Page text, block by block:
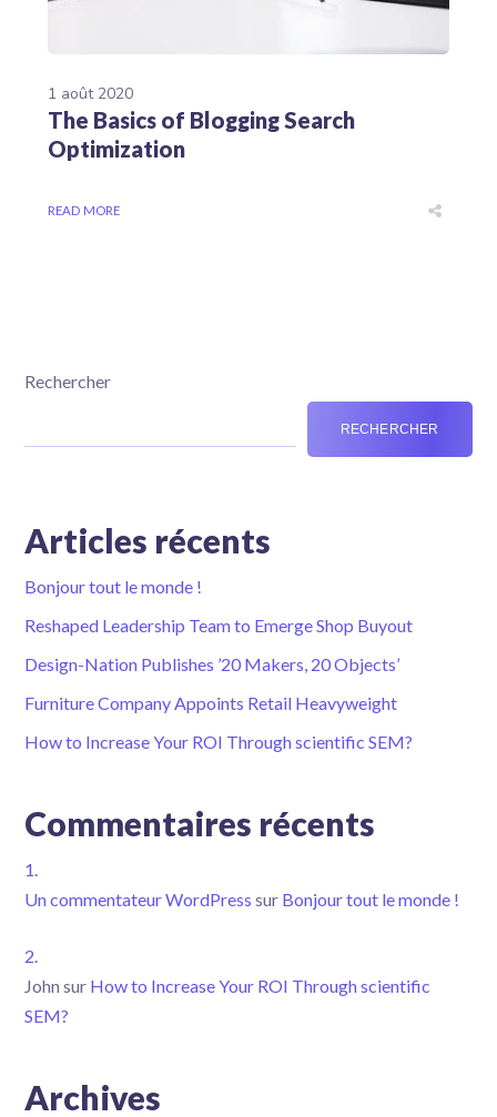
1 août 2020
The Basics of Blogging Search
Optimization
READ MORE
Rechercher
RECHERCHER
Articles récents
Bonjour tout le monde !
Reshaped Leadership Team to Emerge Shop Buyout
Design-Nation Publishes ’20 Makers, 20 Objects’
Furniture Company Appoints Retail Heavyweight
How to Increase Your ROI Through scientific SEM?
Commentaires récents
Un commentateur WordPress sur Bonjour tout le monde !
John sur How to Increase Your ROI Through scientific
SEM?
Archives